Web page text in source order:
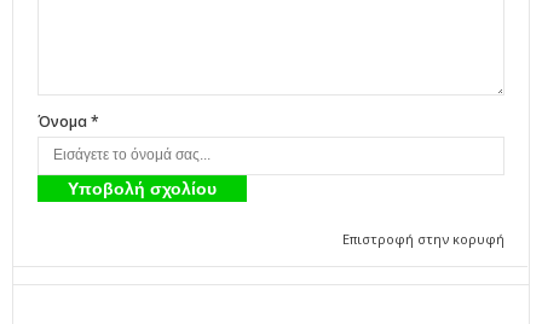
Όνομα *
Επιστροφή στην κορυφή